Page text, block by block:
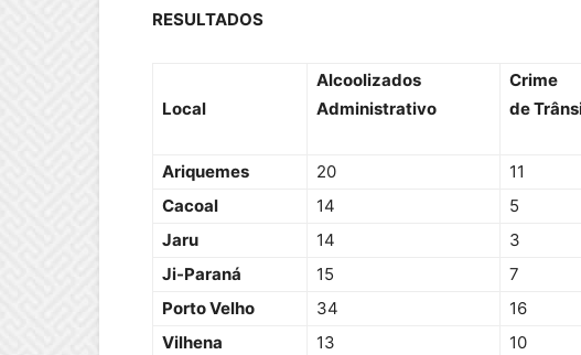
RESULTADOS
Local
Alcoolizados
Administrativo
Crime
de
Ariquemes 20 11
Cacoal
14 5
Jaru
14 3
Ji-Paraná
15 7
Porto Velho
34 16
Vilhena
13 10